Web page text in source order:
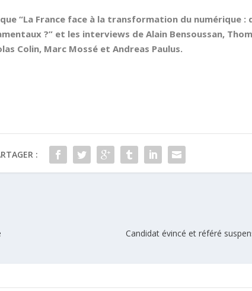
“La France face à la transformation du numérique :
?” et les interviews de Alain Bensoussan,
Colin, Marc Mossé et Andreas Paulus.
:
Candidat évincé et référé